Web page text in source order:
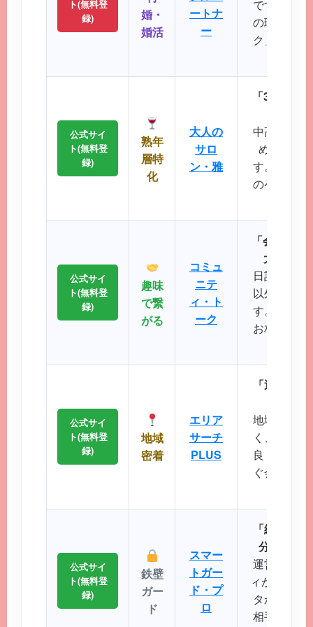
ト(無料登
録)
婚・
婚活
ートナ
ー
です。バ
の理解を示
ク」など
公式サイ
ト(無料登
録)
熟年
層特
化
大人の
サロ
ン・雅
「30代後
中高年層
め、同世
す。周囲を
のペースで
公式サイ
ト(無料登
録)
趣味
で繋
がる
コミュ
ニテ
ィ・ト
ーク
「会員数
大SNS
日記や掲
以外の機
す。共通の
お相手と
公式サイ
ト(無料登
録)
地域
密着
エリア
サーチ
PLUS
「近所で
地域に根差
く、コス
良く出会
ぐ会える
公式サイ
ト(無料登
録)
鉄壁
ガー
ド
スマー
トガー
ド・プ
ロ
「細かな
分にぴっ
運営実績が
ィが非常に
タから理
相手を効率